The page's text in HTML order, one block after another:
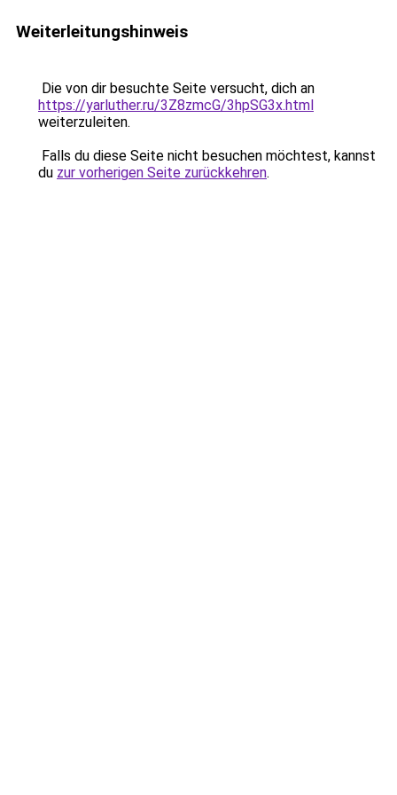
Weiterleitungshinweis
Die von dir besuchte Seite versucht, dich an
https://yarluther.ru/3Z8zmcG/3hpSG3x.html
weiterzuleiten.
Falls du diese Seite nicht besuchen möchtest, kannst
du zur vorherigen Seite zurückkehren.